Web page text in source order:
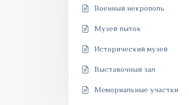
Военный некрополь
Музей пыток
Исторический музей
Выставочный зал
Мемориальные участки